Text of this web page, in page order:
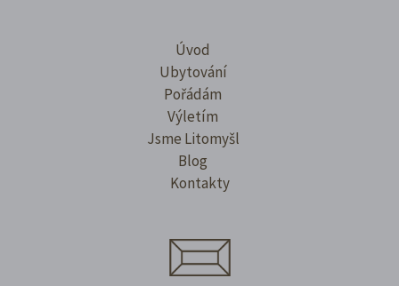
Úvod
Ubytování
Pořádám
Výletím
Jsme Litomyšl
Blog
Kontakty